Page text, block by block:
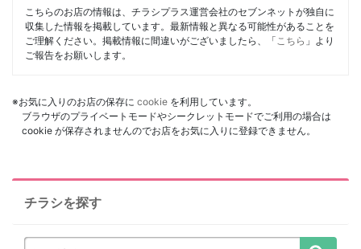
こちらのお店の情報は、チラシプラス運営会社のセブンネットが独自に
収集した情報を掲載しています。最新情報と異なる可能性があることを
ご理解ください。掲載情報に間違いがございましたら、「 こちら 」より
ご報告をお願いします。
※お気に入りのお店の保存に cookie を利用しています。
ブラウザのプライベートモードやシークレットモードでご利用の場合は
cookie が保存されませんのでお店をお気に入りに登録できません。
チラシを探す